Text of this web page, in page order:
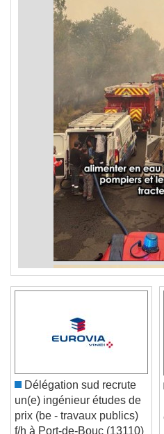
Délégation sud recrute
un(e) ingénieur études de
prix (be - travaux publics)